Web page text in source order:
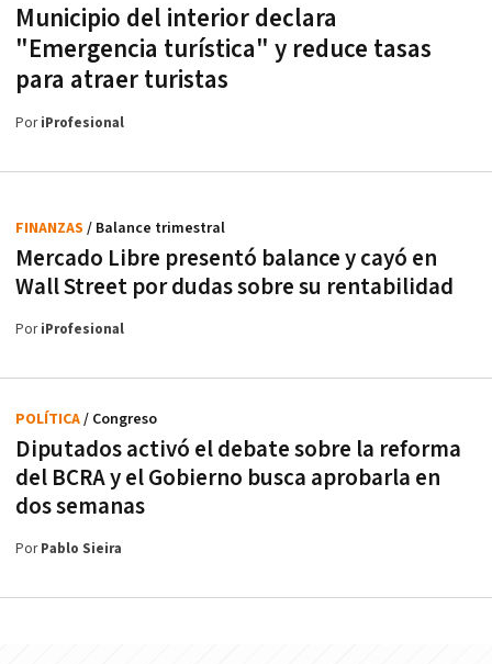
Municipio del interior declara
"Emergencia turística" y reduce tasas
para atraer turistas
PoriProfesional
Mercado Libre presentó balance y cayó en
Wall Street por dudas sobre su rentabilidad
FINANZAS / Balance trimestral
PoriProfesional
Diputados activó el debate sobre la reforma
del BCRA y el Gobierno busca aprobarla en
dos semanas
POLÍTICA/ Congreso
PorPablo Sieira